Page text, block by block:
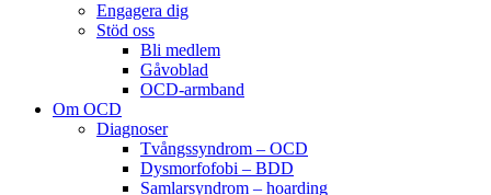
Engagera dig
Stöd oss
Bli medlem
Gåvoblad
OCD-armband
Om OCD
Diagnoser
Tvångssyndrom – OCD
Dysmorfofobi – BDD
Samlarsyndrom – hoarding